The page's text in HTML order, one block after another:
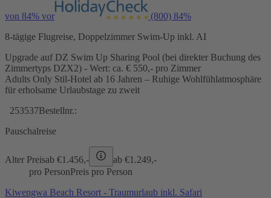
von 84% vor (800) 84%
8-tägige Flugreise, Doppelzimmer Swim-Up inkl. AI
Upgrade auf DZ Swim Up Sharing Pool (bei direkter Buchung des
Zimmertyps DZX2) - Wert: ca. € 550,- pro Zimmer
Adults Only Stil-Hotel ab 16 Jahren – Ruhige Wohlfühlatmosphäre
für erholsame Urlaubstage zu zweit
253537Bestellnr.:
Pauschalreise
Alter Preisab €1.456,- ab €1.249,-
pro PersonPreis pro Person
Kiwengwa Beach Resort - Traumurlaub inkl. Safari